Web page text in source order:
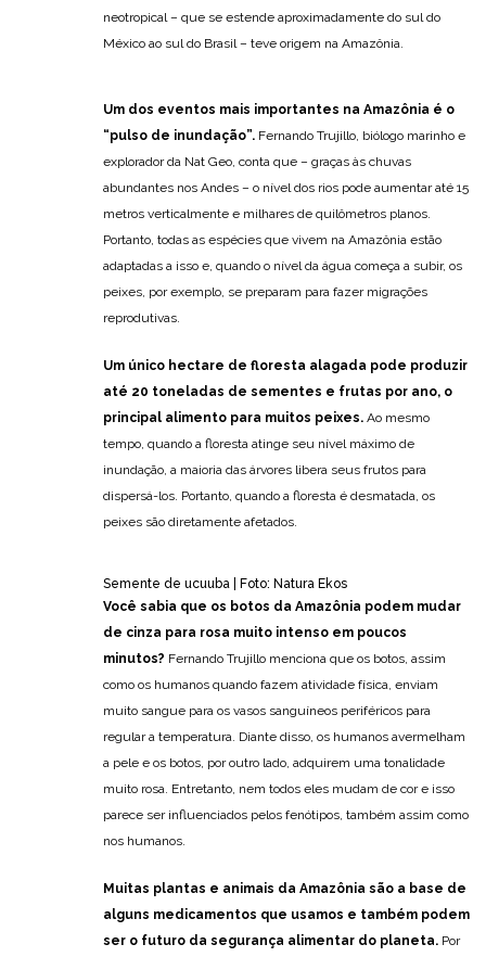
neotropical – que se estende aproximadamente do sul do
México ao sul do Brasil – teve origem na Amazônia.
Um dos eventos mais importantes na Amazônia é o
“pulso de inundação”. Fernando Trujillo, biólogo marinho e
explorador da Nat Geo, conta que – graças às chuvas
abundantes nos Andes – o nível dos rios pode aumentar até 15
metros verticalmente e milhares de quilômetros planos.
Portanto, todas as espécies que vivem na Amazônia estão
adaptadas a isso e, quando o nível da água começa a subir, os
peixes, por exemplo, se preparam para fazer migrações
reprodutivas.
Um único hectare de floresta alagada pode produzir
até 20 toneladas de sementes e frutas por ano, o
principal alimento para muitos peixes. Ao mesmo
tempo, quando a floresta atinge seu nível máximo de
inundação, a maioria das árvores libera seus frutos para
dispersá-los. Portanto, quando a floresta é desmatada, os
peixes são diretamente afetados.
Semente de ucuuba | Foto: Natura Ekos
Você sabia que os botos da Amazônia podem mudar
de cinza para rosa muito intenso em poucos
minutos? Fernando Trujillo menciona que os botos, assim
como os humanos quando fazem atividade física, enviam
muito sangue para os vasos sanguíneos periféricos para
regular a temperatura. Diante disso, os humanos avermelham
a pele e os botos, por outro lado, adquirem uma tonalidade
muito rosa. Entretanto, nem todos eles mudam de cor e isso
parece ser influenciados pelos fenótipos, também assim como
nos humanos.
Muitas plantas e animais da Amazônia são a base de
alguns medicamentos que usamos e também podem
ser o futuro da segurança alimentar do planeta. Por